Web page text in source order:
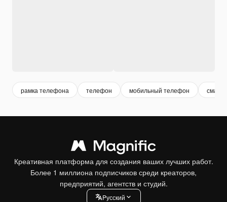
рамка телефона телефон мобильный телефон
Креативная платформа для создания ваших лучших работ.
Более 1 миллиона подписчиков среди креаторов,
предприятий, агентств и студий.
Pусский